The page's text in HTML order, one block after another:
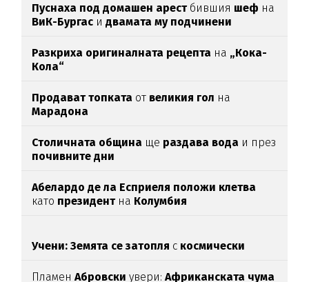
Пуснаха под домашен арестбившия шеф на
ВиК-Бургас и двамата му подчинени
Разкриха оригиналната рецепта на „Кока-
Кола“
Продават топката от великия гол на
Марадона
Столичната община ще раздава вода и през
почивните дни
Абелардо де ла Есприеля положи клетва
като президент на Колумбия
Учени: Земята се затопля с космически
ПламенАбровски увери:Африканската чума